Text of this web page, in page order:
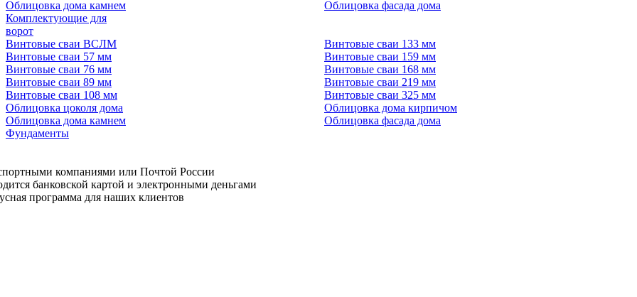
Облицовка дома камнем
Облицовка фасада дома
Комплектующие для
ворот
Винтовые сваи ВСЛМ
Винтовые сваи 57 мм
Винтовые сваи 76 мм
Винтовые сваи 89 мм
Винтовые сваи 108 мм
Винтовые сваи 133 мм
Винтовые сваи 159 мм
Винтовые сваи 168 мм
Винтовые сваи 219 мм
Винтовые сваи 325 мм
Облицовка цоколя дома
Облицовка дома камнем
Облицовка дома кирпичом
Облицовка фасада дома
Фундаменты
компаниями или Почтой России
банковской картой и электронными деньгами
программа для наших клиентов